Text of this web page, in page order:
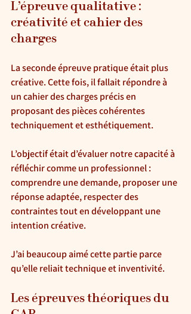
L’épreuve qualitative :
créativité et cahier des
charges
La seconde épreuve pratique était plus
créative. Cette fois, il fallait répondre à
un cahier des charges précis en
proposant des pièces cohérentes
techniquement et esthétiquement.
L’objectif était d’évaluer notre capacité à
réfléchir comme un professionnel :
comprendre une demande, proposer une
réponse adaptée, respecter des
contraintes tout en développant une
intention créative.
J’ai beaucoup aimé cette partie parce
qu’elle reliait technique et inventivité.
Les épreuves théoriques du